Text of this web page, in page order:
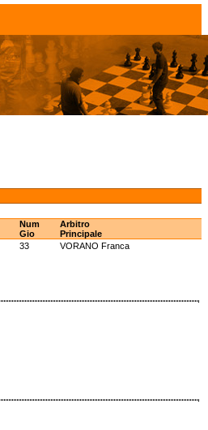
Num
Gio
Arbitro
Principale
33
VORANO Franca